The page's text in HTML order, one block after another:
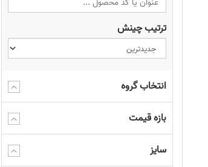
ترتیب چینش
انتخاب گروه
بازه قیمت
سایز